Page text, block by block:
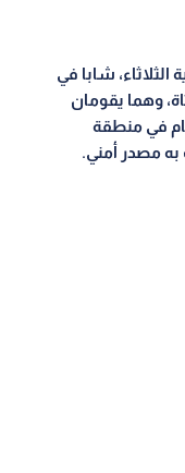
الثلاثاء، شابا في
وهما يقومان
في منطقة
به مصدر أمني.